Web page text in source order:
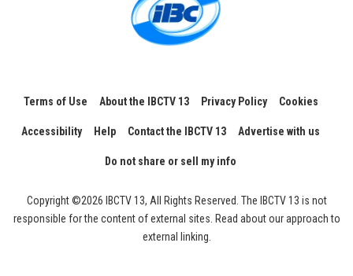
Terms of Use About the IBCTV 13 Privacy Policy Cookies
Accessibility Help Contact the IBCTV 13 Advertise with us
Do not share or sell my info
Copyright ©2026 IBCTV 13, All Rights Reserved. The IBCTV 13 is not
responsible for the content of external sites. Read about our approach to
external linking.